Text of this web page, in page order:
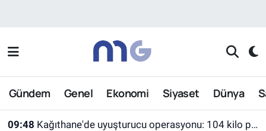
Gündem Genel Ekonomi Siyaset Dünya
09:48 Kağıthane'de uyuşturucu operasyonu: 104 kilo pregabalin ele geçirildi
Nöbetçi Eczaneler
Hava Durumu